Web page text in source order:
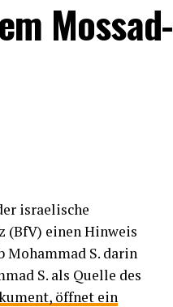
Mossad-
israelische
(BfV) einen Hinweis
S. darin
S. als Quelle des
öffnet ein